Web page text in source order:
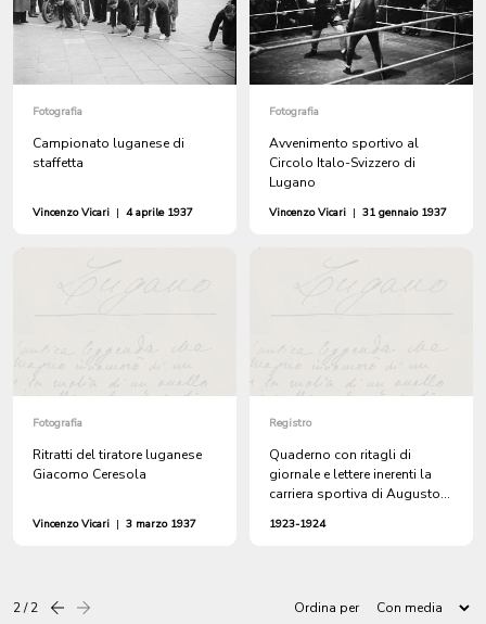
Fotografia
Campionato luganese di
staffetta
Vincenzo Vicari | 4 aprile 1937
Fotografia
Avvenimento sportivo al
Circolo Italo-Svizzero di
Lugano
Vincenzo Vicari | 31 gennaio 1937
Fotografia
Ritratti del tiratore luganese
Giacomo Ceresola
Vincenzo Vicari | 3 marzo 1937
Registro
Quaderno con ritagli di
giornale e lettere inerenti la
carriera sportiva di Augusto
1923-1924
2 / 2 Precedentesuccessiva Ordina per